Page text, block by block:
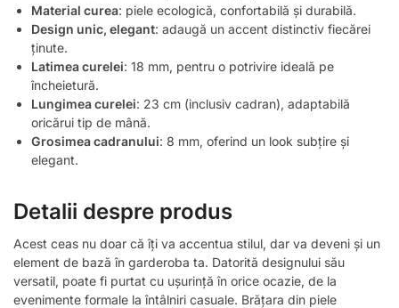
Material curea: piele ecologică, confortabilă și durabilă.
Design unic, elegant: adaugă un accent distinctiv fiecărei
ținute.
Latimea curelei: 18 mm, pentru o potrivire ideală pe
încheietură.
Lungimea curelei: 23 cm (inclusiv cadran), adaptabilă
oricărui tip de mână.
Grosimea cadranului: 8 mm, oferind un look subțire și
elegant.
Detalii despre produs
Acest ceas nu doar că îți va accentua stilul, dar va deveni și un
element de bază în garderoba ta. Datorită designului său
versatil, poate fi purtat cu ușurință în orice ocazie, de la
evenimente formale la întâlniri casuale. Brățara din piele